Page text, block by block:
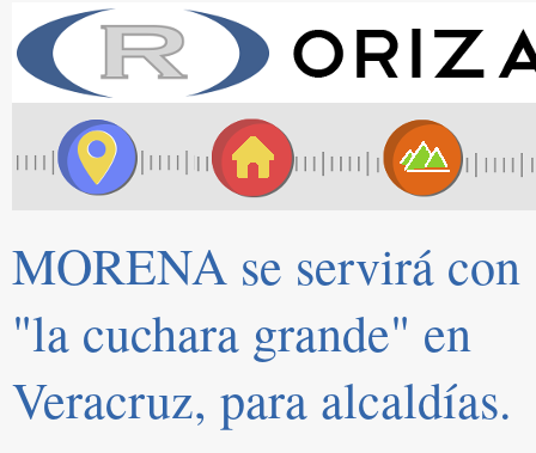
MORENA se servirá con
"la cuchara grande" en
Veracruz, para alcaldías.